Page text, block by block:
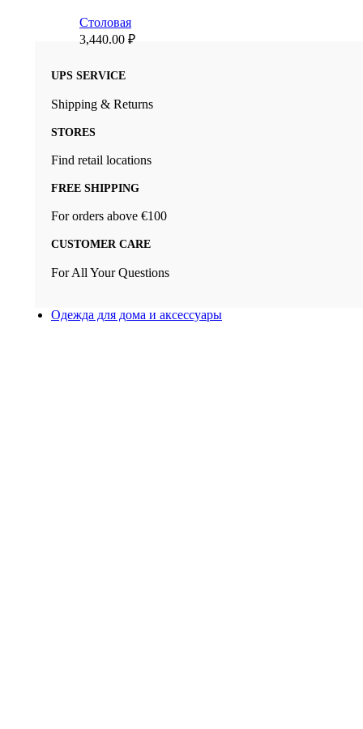
Столовая
3,440.00 ₽
UPS SERVICE
Shipping & Returns
STORES
Find retail locations
FREE SHIPPING
For orders above €100
CUSTOMER CARE
For All Your Questions
Одежда для дома и аксессуары